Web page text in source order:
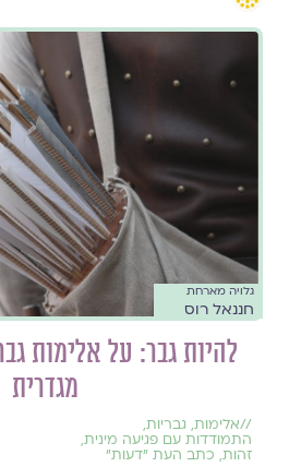
גלויה מארחת
חננאל רוס
להיות גבר: על אלימות
מגדרית
//אלימות, גבריות,
התמודדות עם פגיעה מינית,
זהות, כתב העת ״דעות״